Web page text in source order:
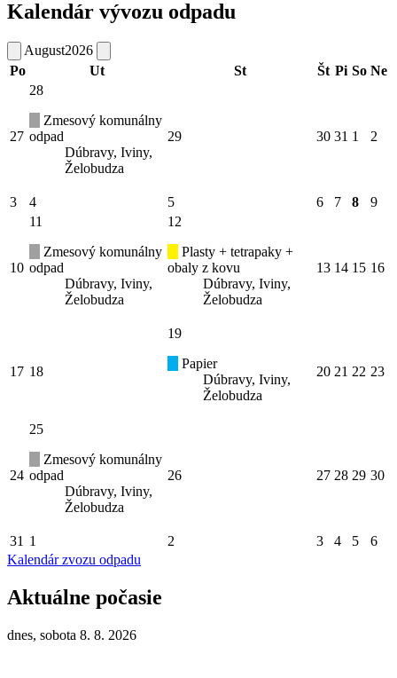
Kalendár vývozu odpadu
August2026
Po
Ut St Št Pi So Ne
27
28
Zmesový komunálny
odpad
Dúbravy, Iviny,
Želobudza
29 30 31 1 2
3 4 5 6 7 8 9
10
11
Zmesový komunálny
odpad
Dúbravy, Iviny,
Želobudza
12
Plasty + tetrapaky +
obaly z kovu
Dúbravy, Iviny,
Želobudza
13 14 15 16
17 18
19
Papier
Dúbravy, Iviny,
Želobudza
20 21 22 23
24
25
Zmesový komunálny
odpad
Dúbravy, Iviny,
Želobudza
26 27 28 29 30
31 1 2 3 4 5
6
Kalendár zvozu odpadu
Aktuálne počasie
dnes, sobota 8. 8. 2026